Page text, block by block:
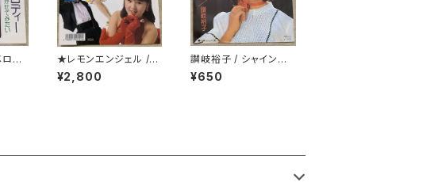
デ
★レモンエンジェル /
第一級恋愛罪
¥2,800
讃岐裕子 / シャインの
秋
¥650